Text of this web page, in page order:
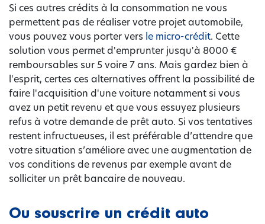
Si ces autres crédits à la consommation ne vous
permettent pas de réaliser votre projet automobile,
vous pouvez vous porter vers le micro-crédit. Cette
solution vous permet d'emprunter jusqu'à 8000 €
remboursables sur 5 voire 7 ans. Mais gardez bien à
l'esprit, certes ces alternatives offrent la possibilité de
faire l'acquisition d'une voiture notamment si vous
avez un petit revenu et que vous essuyez plusieurs
refus à votre demande de prêt auto. Si vos tentatives
restent infructueuses, il est préférable d’attendre que
votre situation s’améliore avec une augmentation de
vos conditions de revenus par exemple avant de
solliciter un prêt bancaire de nouveau.
Ou souscrire un crédit auto